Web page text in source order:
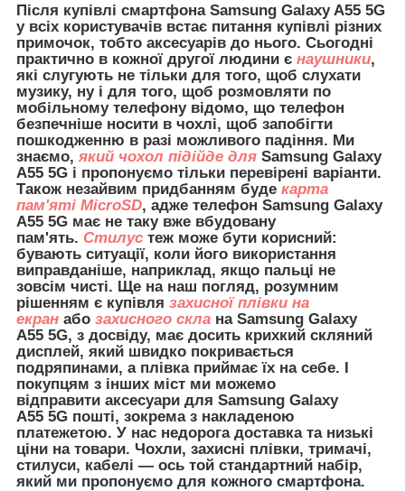
Після купівлі смартфона Samsung Galaxy A55 5G
у всіх користувачів встає питання купівлі різних
примочок, тобто аксесуарів до нього. Сьогодні
практично в кожної другої людини є наушники,
які слугують не тільки для того, щоб слухати
музику, ну і для того, щоб розмовляти по
мобільному телефону відомо, що телефон
безпечніше носити в чохлі, щоб запобігти
пошкодженню в разі можливого падіння. Ми
знаємо, який чохол підійде для Samsung Galaxy
A55 5G і пропонуємо тільки перевірені варіанти.
Також незайвим придбанням буде карта
пам'яті MicroSD, адже телефон Samsung Galaxy
A55 5G має не таку вже вбудовану
пам'ять. Стилус теж може бути корисний:
бувають ситуації, коли його використання
виправданіше, наприклад, якщо пальці не
зовсім чисті. Ще на наш погляд, розумним
рішенням є купівля захисної плівки на
екран або захисного скла на Samsung Galaxy
A55 5G, з досвіду, має досить крихкий скляний
дисплей, який швидко покривається
подряпинами, а плівка приймає їх на себе. І
покупцям з інших міст ми можемо
відправити аксесуари для Samsung Galaxy
A55 5G пошті, зокрема з накладеною
платежетою. У нас недорога доставка та низькі
ціни на товари. Чохли, захисні плівки, тримачі,
стилуси, кабелі — ось той стандартний набір,
який ми пропонуємо для кожного смартфона.